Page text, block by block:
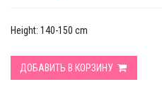
Height: 140-150 cm
ДОБАВИТЬ В КОРЗИНУ